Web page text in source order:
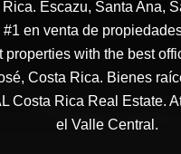
Escazu, Santa Ana,
#1 en venta de
properties with the best
Costa Rica. Bienes
Costa Rica Real Estate.
el Valle Central.